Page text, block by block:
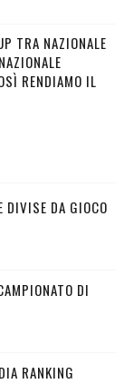
TRA NAZIONALE
RENDIAMO IL
DIVISE DA GIOCO
DI
RANKING